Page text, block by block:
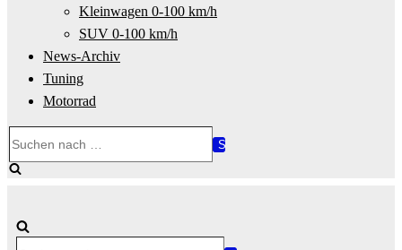
Kleinwagen 0-100 km/h
SUV 0-100 km/h
News-Archiv
Tuning
Motorrad
nach …